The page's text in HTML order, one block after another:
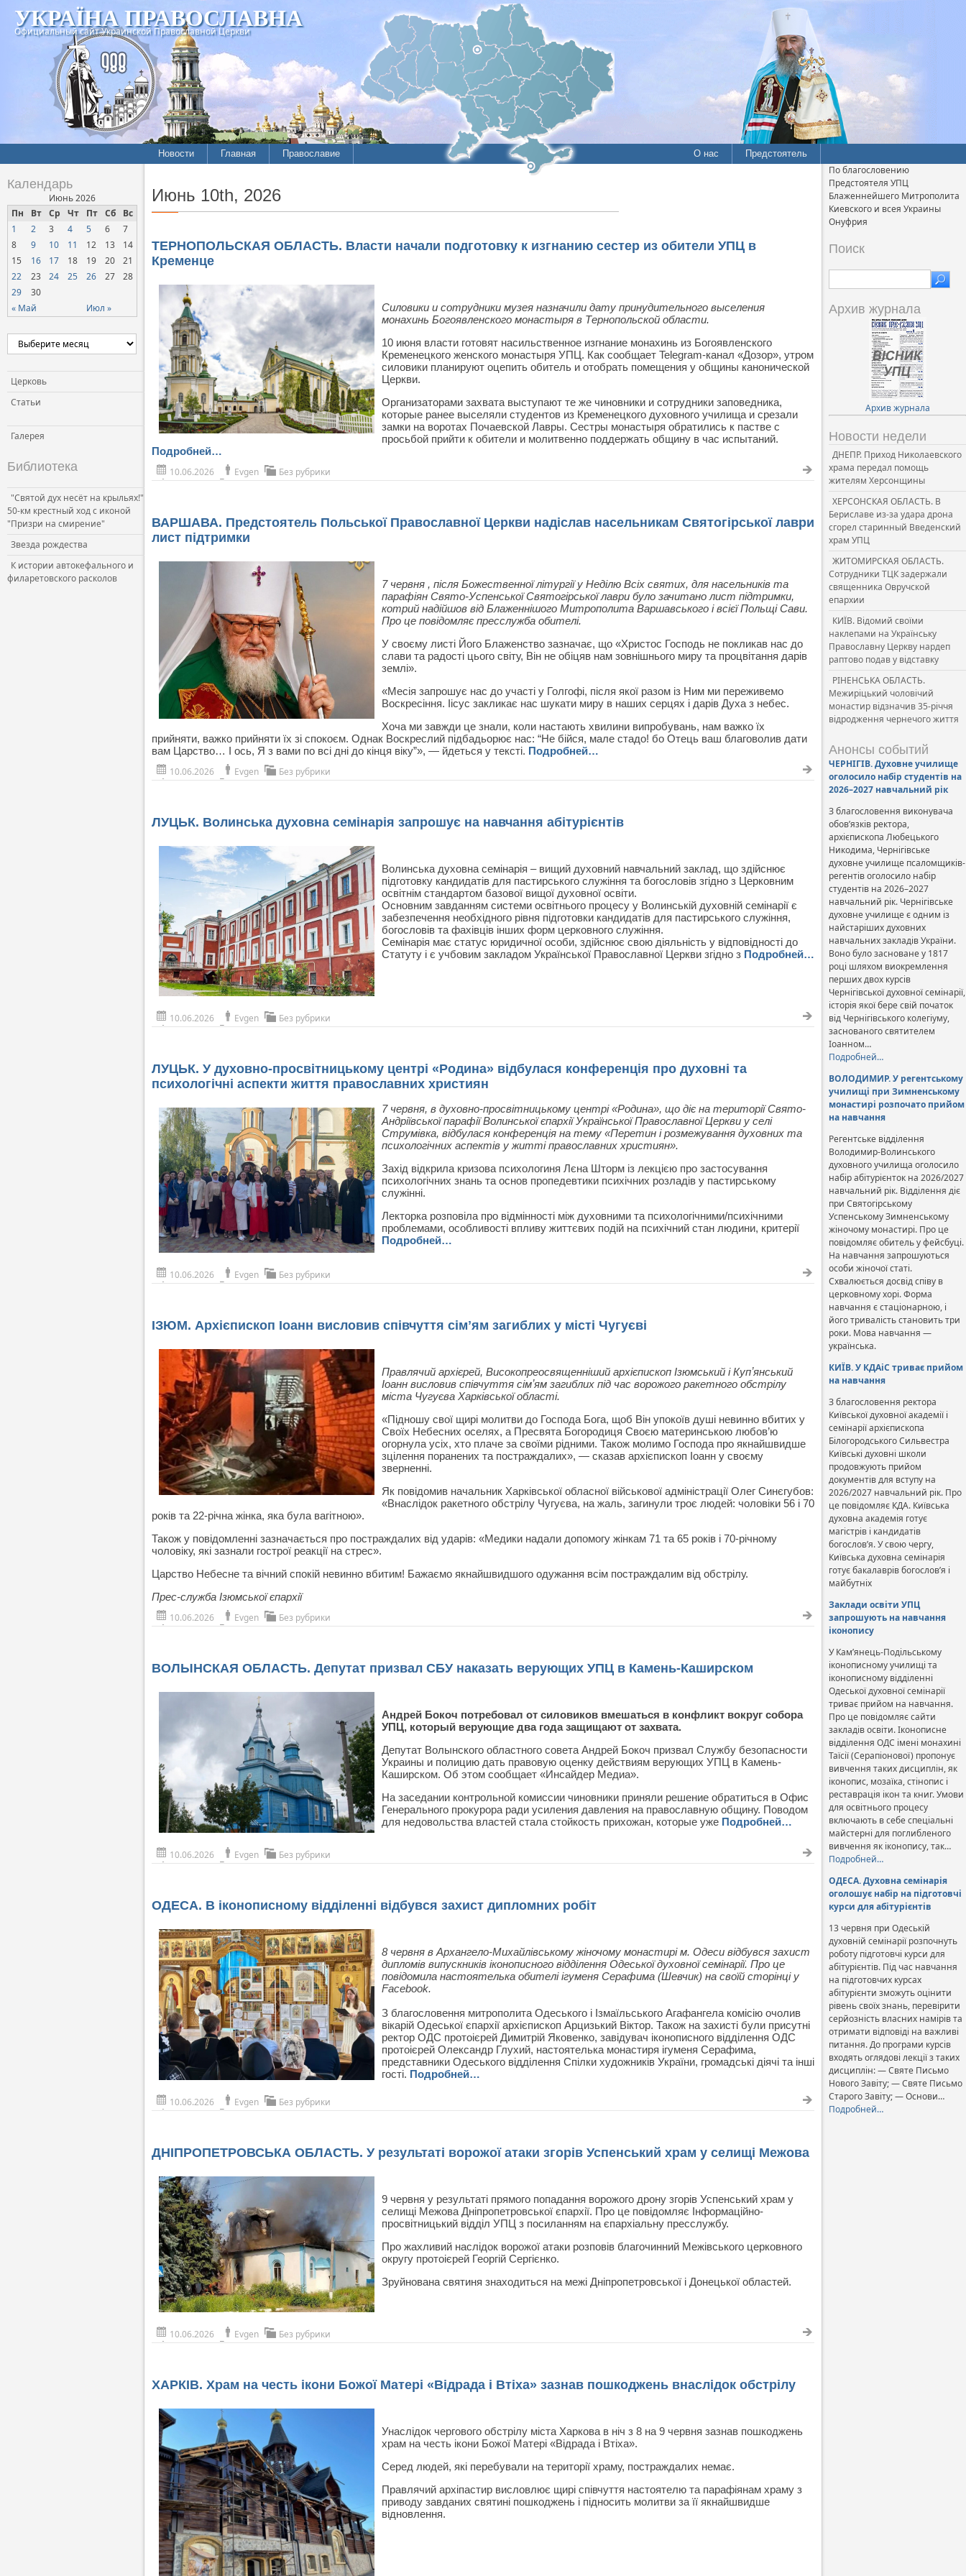
УКРАЇНА ПРАВОСЛАВНА
Официальный сайт Украинской Православной Церкви
Новости Главная Православие О нас Предстоятель
Календарь
Июнь 2026
Пн
Вт Ср Чт Пт Сб Вс
« Май Июл »
1 2 3 4 5 6
7
8
9 10 11 12 13
14
15
16 17 18 19 20
21
22
23 24 25 26 27
28
29
30
Церковь
Статьи
Галерея
Библиотека
"Святой дух несёт на крыльях!"
50-км крестный ход с иконой
"Призри на смирение"
Звезда рождества
К истории автокефального и
филаретовского расколов
Июнь 10th, 2026
ТЕРНОПОЛЬСКАЯ ОБЛАСТЬ. Власти начали подготовку к изгнанию сестер из обители УПЦ в
Кременце
Силовики и сотрудники музея назначили дату принудительного выселения
монахинь Богоявленского монастыря в Тернопольской области.
10 июня власти готовят насильственное изгнание монахинь из Богоявленского
Кременецкого женского монастыря УПЦ. Как сообщает Telegram-канал «Дозор», утром
силовики планируют оцепить обитель и отобрать помещения у общины канонической
Церкви.
Организаторами захвата выступают те же чиновники и сотрудники заповедника,
которые ранее выселяли студентов из Кременецкого духовного училища и срезали
замки на воротах Почаевской Лавры. Сестры монастыря обратились к пастве с
просьбой прийти к обители и молитвенно поддержать общину в час испытаний.
Подробней…
10.06.2026
Evgen Без рубрики
ВАРШАВА. Предстоятель Польської Православної Церкви надіслав насельникам Святогірської лаври
лист підтримки
7 червня , після Божественної літургії у Неділю Всіх святих, для насельників та
парафіян Свято-Успенської Святогірської лаври було зачитано лист підтримки,
котрий надійшов від Блаженнішого Митрополита Варшавського і всієї Польщі Сави.
Про це повідомляє пресслужба обителі.
У своєму листі Його Блаженство зазначає, що «Христос Господь не покликав нас до
слави та радості цього світу, Він не обіцяв нам зовнішнього миру та процвітання дарів
землі».
«Месія запрошує нас до участі у Голгофі, після якої разом із Ним ми переживемо
Воскресіння. Іісус закликає нас шукати миру в наших серцях і дарів Духа з небес.
Хоча ми завжди це знали, коли настають хвилини випробувань, нам важко їх
прийняти, важко прийняти їх зі спокоєм. Однак Воскреслий підбадьорює нас: “Не бійся, мале стадо! бо Отець ваш благоволив дати
вам Царство… І ось, Я з вами по всі дні до кінця віку”», — йдеться у тексті. Подробней…
10.06.2026
Evgen Без рубрики
ЛУЦЬК. Волинська духовна семінарія запрошує на навчання абітурієнтів
Волинська духовна семінарія – вищий духовний навчальний заклад, що здійснює
підготовку кандидатів для пастирського служіння та богословів згідно з Церковним
освітнім стандартом базової вищої духовної освіти.
Основним завданням системи освітнього процесу у Волинській духовній семінарії є
забезпечення необхідного рівня підготовки кандидатів для пастирського служіння,
богословів та фахівців інших форм церковного служіння.
Семінарія має статус юридичної особи, здійснює свою діяльність у відповідності до
Статуту і є учбовим закладом Української Православної Церкви згідно з Подробней…
10.06.2026 Evgen Без рубрики
ЛУЦЬК. У духовно-просвітницькому центрі «Родина» відбулася конференція про духовні та
психологічні аспекти життя православних християн
7 червня, в духовно-просвітницькому центрі «Родина», що діє на території Свято-
Андріївської парафії Волинської єпархії Української Православної Церкви у селі
Струмівка, відбулася конференція на тему «Перетин і розмежування духовних та
психологічних аспектів у житті православних християн».
Захід відкрила кризова психологиня Лєна Шторм із лекцією про застосування
психологічних знань та основ пропедевтики психічних розладів у пастирському
служінні.
Лекторка розповіла про відмінності між духовними та психологічними/психічними
проблемами, особливості впливу життєвих подій на психічний стан людини, критерії
Подробней…
10.06.2026 Evgen Без рубрики
ІЗЮМ. Архієпископ Іоанн висловив співчуття сімʼям загиблих у місті Чугуєві
Правлячий архієрей, Високопреосвященніший архієпископ Ізюмський і Купʼянський
Іоанн висловив співчуття сімʼям загиблих під час ворожого ракетного обстрілу
міста Чугуєва Харківської області.
«Підношу свої щирі молитви до Господа Бога, щоб Він упокоїв душі невинно вбитих у
Своїх Небесних оселях, а Пресвята Богородиця Своєю материнською любов’ю
огорнула усіх, хто плаче за своїми рідними. Також молимо Господа про якнайшвидше
зцілення поранених та постраждалих», — сказав архієпископ Іоанн у своєму
зверненні.
Як повідомив начальник Харківської обласної військової адміністрації Олег Синєгубов:
«Внаслідок ракетного обстрілу Чугуєва, на жаль, загинули троє людей: чоловіки 56 і 70
років та 22-річна жінка, яка була вагітною».
Також у повідомленні зазначається про постраждалих від ударів: «Медики надали допомогу жінкам 71 та 65 років і 70-річному
чоловіку, які зазнали гострої реакції на стрес».
Царство Небесне та вічний спокій невинно вбитим! Бажаємо якнайшвидшого одужання всім постраждалим від обстрілу.
Прес-служба Ізюмської єпархії
10.06.2026
Evgen Без рубрики
ВОЛЫНСКАЯ ОБЛАСТЬ. Депутат призвал СБУ наказать верующих УПЦ в Камень-Каширском
Андрей Бокоч потребовал от силовиков вмешаться в конфликт вокруг собора
УПЦ, который верующие два года защищают от захвата.
Депутат Волынского областного совета Андрей Бокоч призвал Службу безопасности
Украины и полицию дать правовую оценку действиям верующих УПЦ в Камень-
Каширском. Об этом сообщает «Инсайдер Медиа».
На заседании контрольной комиссии чиновники приняли решение обратиться в Офис
Генерального прокурора ради усиления давления на православную общину. Поводом
для недовольства властей стала стойкость прихожан, которые уже Подробней…
10.06.2026 Evgen Без рубрики
ОДЕСА. В іконописному відділенні відбувся захист дипломних робіт
8 червня в Архангело-Михайлівському жіночому монастирі м. Одеси відбувся захист
дипломів випускників іконописного відділення Одеської духовної семінарії. Про це
повідомила настоятелька обителі ігуменя Серафима (Шевчик) на своїй сторінці у
Facebook.
З благословення митрополита Одеського і Ізмаїльського Агафангела комісію очолив
вікарій Одеської єпархії архієпископ Арцизький Віктор. Також на захисті були присутні
ректор ОДС протоієрей Димитрій Яковенко, завідувач іконописного відділення ОДС
протоієрей Олександр Глухий, настоятелька монастиря ігуменя Серафима,
представники Одеського відділення Спілки художників України, громадські діячі та інші
гості. Подробней…
10.06.2026 Evgen Без рубрики
ДНІПРОПЕТРОВСЬКА ОБЛАСТЬ. У результаті ворожої атаки згорів Успенський храм у селищі Межова
9 червня у результаті прямого попадання ворожого дрону згорів Успенський храм у
селищі Межова Дніпропетровської єпархії. Про це повідомляє Інформаційно-
просвітницький відділ УПЦ з посиланням на єпархіальну пресслужбу.
Про жахливий наслідок ворожої атаки розповів благочинний Межівського церковного
округу протоієрей Георгій Сергієнко.
Зруйнована святиня знаходиться на межі Дніпропетровської і Донецької областей.
10.06.2026 Evgen Без рубрики
ХАРКІВ. Храм на честь ікони Божої Матері «Відрада і Втіха» зазнав пошкоджень внаслідок обстрілу
Унаслідок чергового обстрілу міста Харкова в ніч з 8 на 9 червня зазнав пошкоджень
храм на честь ікони Божої Матері «Відрада і Втіха».
Серед людей, які перебували на території храму, постраждалих немає.
Правлячий архіпастир висловлює щирі співчуття настоятелю та парафіянам храму з
приводу завданих святині пошкоджень і підносить молитви за її якнайшвидше
відновлення.
По благословению
Предстоятеля УПЦ
Блаженнейшего Митрополита
Киевского и всея Украины
Онуфрия
Поиск
Архив журнала
Архив журнала
Новости недели
ДНЕПР. Приход Николаевского
храма передал помощь
жителям Херсонщины
ХЕРСОНСКАЯ ОБЛАСТЬ. В
Бериславе из-за удара дрона
сгорел старинный Введенский
храм УПЦ
ЖИТОМИРСКАЯ ОБЛАСТЬ.
Сотрудники ТЦК задержали
священника Овручской
епархии
КИЇВ. Відомий своїми
наклепами на Українську
Православну Церкву нардеп
раптово подав у відставку
РІНЕНСЬКА ОБЛАСТЬ.
Межиріцький чоловічий
монастир відзначив 35-річчя
відродження чернечого життя
Анонсы событий
ЧЕРНІГІВ. Духовне училище
оголосило набір студентів на
2026–2027 навчальний рік
З благословення виконувача
обов’язків ректора,
архієпископа Любецького
Никодима, Чернігівське
духовне училище псаломщиків-
регентів оголосило набір
студентів на 2026–2027
навчальний рік. Чернігівське
духовне училище є одним із
найстаріших духовних
навчальних закладів України.
Воно було засноване у 1817
році шляхом виокремлення
перших двох курсів
Чернігівської духовної семінарії,
історія якої бере свій початок
від Чернігівського колегіуму,
заснованого святителем
Іоанном…
Подробней…
ВОЛОДИМИР. У регентському
училищі при Зимненському
монастирі розпочато прийом
на навчання
Регентське відділення
Володимир-Волинського
духовного училища оголосило
набір абітурієнток на 2026/2027
навчальний рік. Відділення діє
при Святогірському
Успенському Зимненському
жіночому монастирі. Про це
повідомляє обитель у фейсбуці.
На навчання запрошуються
особи жіночої статі.
Схвалюється досвід співу в
церковному хорі. Форма
навчання є стаціонарною, і
його тривалість становить три
роки. Мова навчання —
українська.
КИЇВ. У КДАіС триває прийом
на навчання
З благословення ректора
Київської духовної академії і
семінарії архієпископа
Білогородського Сильвестра
Київські духовні школи
продовжують прийом
документів для вступу на
2026/2027 навчальний рік. Про
це повідомляє КДА. Київська
духовна академія готує
магістрів і кандидатів
богослов’я. У свою чергу,
Київська духовна семінарія
готує бакалаврів богослов’я і
майбутніх
Заклади освіти УПЦ
запрошують на навчання
іконопису
У Кам’янець-Подільському
іконописному училищі та
іконописному відділенні
Одеської духовної семінарії
триває прийом на навчання.
Про це повідомляє сайти
закладів освіти. Іконописне
відділення ОДС імені монахині
Таїсії (Серапіонової) пропонує
вивчення таких дисциплін, як
іконопис, мозаїка, стінопис і
реставрація ікон та книг. Умови
для освітнього процесу
включають в себе спеціальні
майстерні для поглибленого
вивчення як іконопису, так…
Подробней…
ОДЕСА. Духовна семінарія
оголошує набір на підготовчі
курси для абітурієнтів
13 червня при Одеській
духовній семінарії розпочнуть
роботу підготовчі курси для
абітурієнтів. Під час навчання
на підготовчих курсах
абітурієнти зможуть оцінити
рівень своїх знань, перевірити
серйозність власних намірів та
отримати відповіді на важливі
питання. До програми курсів
входять оглядові лекції з таких
дисциплін: — Святе Письмо
Нового Завіту; — Святе Письмо
Старого Завіту; — Основи…
Подробней…